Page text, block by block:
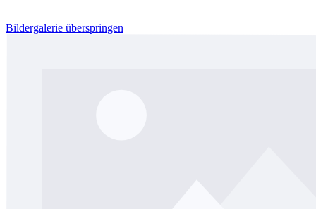
Bildergalerie überspringen